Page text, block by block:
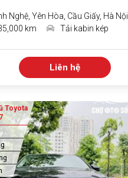
Nghệ, Yên Hòa, Cầu Giấy, Hà Nội
km Tải kabin kép
Liên hệ
Toyota